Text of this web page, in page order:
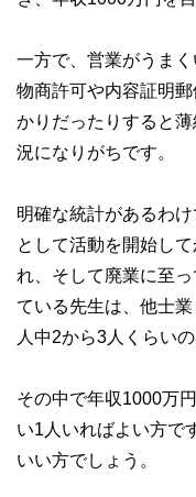
一方で、営業がうま
物商許可や内容証明
かりだったりすると
況になりがちです。
明確な統計があるわ
として活動を開始し
れ、そして廃業に至
ている先生は、他士
人中2から3人くらいの
その中で年収1000万
い1人いればよい方で
いい方でしょう。